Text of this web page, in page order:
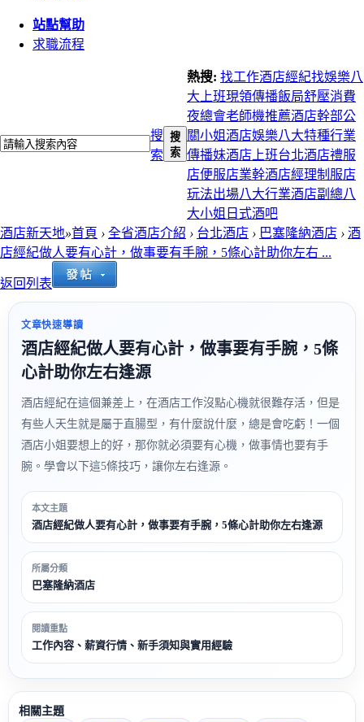
站點幫助
求職流程
搜
索
搜
索
熱搜: 找工作酒店經紀找娛樂八
大上班現領傳播飯局舒壓消費
夜總會老師機推薦酒店幹部公
關小姐酒店娛樂八大特種行業
傳播妹酒店上班台北酒店禮服
店便服店業幹酒店經理制服店
玩法出場八大行業酒店副總八
大小姐 日式酒吧
酒店新天地»首頁 › 全省酒店介紹 › 台北酒店 › 巴塞隆納酒店 › 酒
店經紀做人要有心計，做事要有手腕，5條心計助你左右 ...
返回列表
文章快速導讀
酒店經紀做人要有心計，做事要有手腕，5條
心計助你左右逢源
酒店經紀在這個兼差上，在酒店工作沒點心機就很難存活，但是
有些人天生就是屬于直腸型，有什麼說什麼，總是會吃虧！一個
酒店小姐要想上的好，那你就必須要有心機，做事情也要有手
腕。學會以下這5條技巧，讓你左右逢源。
本文主題
酒店經紀做人要有心計，做事要有手腕，5條心計助你左右逢源
所屬分類
巴塞隆納酒店
閱讀重點
工作內容、薪資行情、新手須知與實用經驗
相關主題